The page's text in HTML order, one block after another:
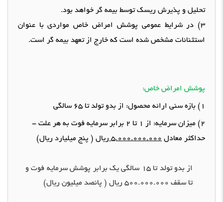
تحلیل و پذیرش ریسک توسط بیمه گر خواهد بود.
3)
در شرایط عمومی پوشش امراض خاص مواردی با عنوان
استثنائات مشخص شده است که خارج از تعهد بیمه گر است.
پوشش امراض خاص:
1) بازه سنی ارائه محصول: از بدو تولد تا 65 سالگی
2) میزان سرمایه: از 1 تا 2 برابر سرمایه فوت به هر علت -
حداکثر معادل 5.000.000.000 ریال ( پنج میلیارد ریال)
از بدو تولد تا15 سالگی یک برابر پوشش سرمایه فوت و
تا سقف 500.000.000 ریال ( پانصد میلیون ریال)